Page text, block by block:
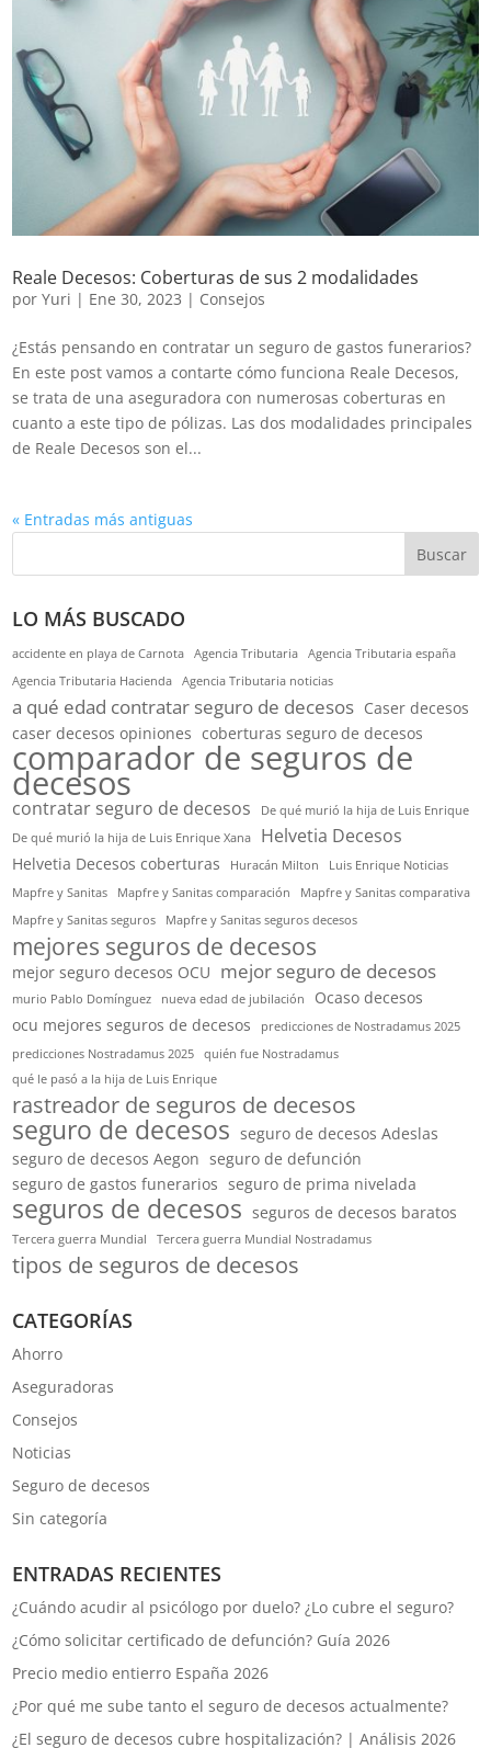
Reale Decesos: Coberturas de sus 2 modalidades
porYuri | Ene 30, 2023 | Consejos
¿Estás pensando en contratar un seguro de gastos funerarios?
En este post vamos a contarte cómo funciona Reale Decesos,
se trata de una aseguradora con numerosas coberturas en
cuanto a este tipo de pólizas. Las dos modalidades principales
de Reale Decesos son el...
« Entradas más antiguas
Buscar
LO MÁS BUSCADO
accidente en playa de Carnota Agencia Tributaria
Agencia Tributaria españa
Agencia Tributaria Hacienda
Agencia Tributaria noticias
a qué edad contratar seguro de decesos Caser decesos
caser decesos opiniones coberturas seguro de decesos
comparador de seguros de
decesos
contratar seguro de decesos
De qué murió la hija de Luis Enrique
De qué murió la hija de Luis Enrique Xana
Helvetia Decesos
Helvetia Decesos coberturas Huracán Milton
Luis Enrique Noticias
Mapfre y Sanitas
Mapfre y Sanitas comparación
Mapfre y Sanitas comparativa
Mapfre y Sanitas seguros
Mapfre y Sanitas seguros decesos
mejores seguros de decesos
mejor seguro decesos OCU mejor seguro de decesos
murio Pablo Domínguez nueva edad de jubilación
Ocaso decesos
ocu mejores seguros de decesos
predicciones de Nostradamus 2025
predicciones Nostradamus 2025
quién fue Nostradamus
qué le pasó a la hija de Luis Enrique
rastreador de seguros de decesos
seguro de decesos seguro de decesos Adeslas
seguro de decesos Aegon seguro de defunción
seguro de gastos funerarios seguro de prima nivelada
seguros de decesos seguros de decesos baratos
Tercera guerra Mundial Tercera guerra Mundial Nostradamus
tipos de seguros de decesos
CATEGORÍAS
Ahorro
Aseguradoras
Consejos
Noticias
Seguro de decesos
Sin categoría
ENTRADAS RECIENTES
¿Cuándo acudir al psicólogo por duelo? ¿Lo cubre el seguro?
¿Cómo solicitar certificado de defunción? Guía 2026
Precio medio entierro España 2026
¿Por qué me sube tanto el seguro de decesos actualmente?
¿El seguro de decesos cubre hospitalización? | Análisis 2026